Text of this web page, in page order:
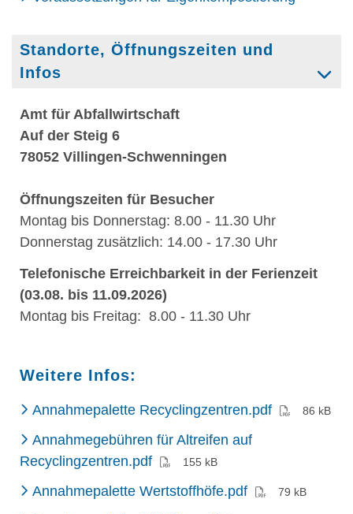
Standorte, Öffnungszeiten und
Infos
Amt für Abfallwirtschaft
Auf der Steig 6
78052 Villingen-Schwenningen
Öffnungszeiten für Besucher
Montag bis Donnerstag: 8.00 - 11.30 Uhr
Donnerstag zusätzlich: 14.00 - 17.30 Uhr
Telefonische Erreichbarkeit in der Ferienzeit
(03.08. bis 11.09.2026)
Montag bis Freitag: 8.00 - 11.30 Uhr
Weitere Infos:
Annahmepalette Recyclingzentren.pdf(PDF)86 kB
Annahmegebühren für Altreifen auf
Recyclingzentren.pdf(PDF)155 kB
Annahmepalette Wertstoffhöfe.pdf(PDF)79 kB